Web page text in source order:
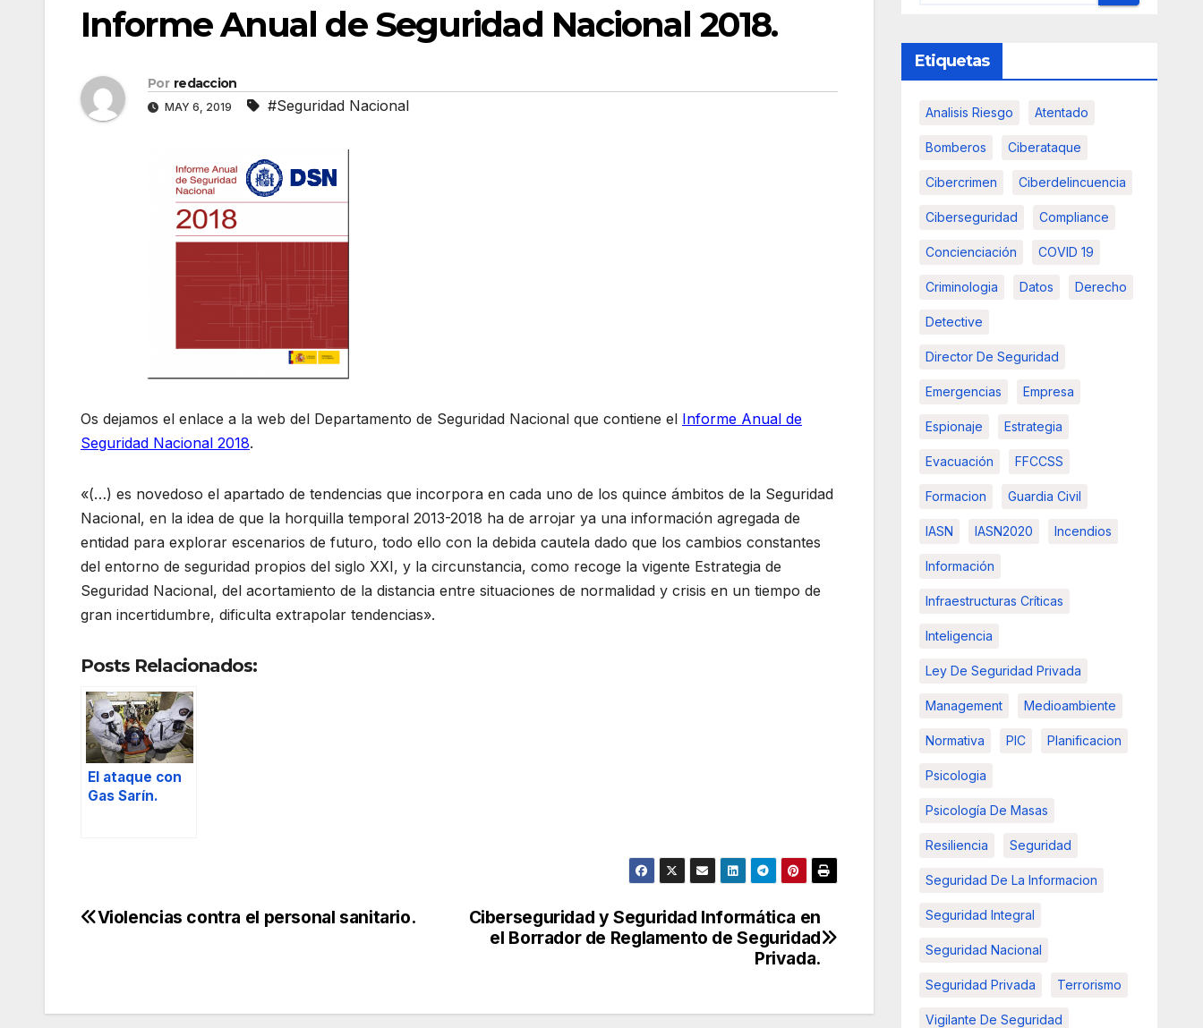
Informe Anual de Seguridad Nacional 2018.
Por redaccion
MAY 6, 2019 #Seguridad Nacional
Os dejamos el enlace a la web del Departamento de Seguridad Nacional que contiene el Informe Anual de
Seguridad Nacional 2018.
«(…) es novedoso el apartado de tendencias que incorpora en cada uno de los quince ámbitos de la Seguridad
Nacional, en la idea de que la horquilla temporal 2013-2018 ha de arrojar ya una información agregada de
entidad para explorar escenarios de futuro, todo ello con la debida cautela dado que los cambios constantes
del entorno de seguridad propios del siglo XXI, y la circunstancia, como recoge la vigente Estrategia de
Seguridad Nacional, del acortamiento de la distancia entre situaciones de normalidad y crisis en un tiempo de
gran incertidumbre, dificulta extrapolar tendencias».
Posts Relacionados:
El ataque con
Gas Sarín.
Navegación
Ciberseguridad y Seguridad Informática en
el Borrador de Reglamento de Seguridad
Privada.
Violencias contra el personal sanitario.
Etiquetas
Analisis Riesgo Atentado
Bomberos Ciberataque
Cibercrimen Ciberdelincuencia
Ciberseguridad Compliance
Concienciación COVID 19
Criminologia Datos Derecho
Detective
Director De Seguridad
Emergencias Empresa
Espionaje Estrategia
Evacuación FFCCSS
Formacion Guardia Civil
IASN IASN2020 Incendios
Información
Infraestructuras Críticas
Inteligencia
Ley De Seguridad Privada
Management Medioambiente
Normativa PIC Planificacion
Psicologia
Psicología De Masas
Resiliencia Seguridad
Seguridad De La Informacion
Seguridad Integral
Seguridad Nacional
Seguridad Privada Terrorismo
Vigilante De Seguridad